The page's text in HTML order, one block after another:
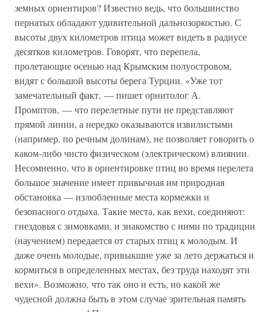
земных ориентиров? Известно ведь, что большинство
пернатых обладают удивительной дальнозоркостью. С
высоты двух километров птица может видеть в радиусе
десятков километров. Говорят, что перепела,
пролетающие осенью над Крымским полуостровом,
видят с большой высоты берега Турции. «Уже тот
замечательный факт, — пишет орнитолог А.
Промптов, — что перелетные пути не представляют
прямой линии, а нередко оказываются извилистыми
(например, по речным долинам), не позволяет говорить о
каком-либо чисто физическом (электрическом) влиянии.
Несомненно, что в ориентировке птиц во время перелета
большое значение имеет привычная им природная
обстановка — излюбленные места кормежки и
безопасного отдыха. Такие места, как вехи, соединяют:
гнездовья с зимовками, и знакомство с ними по традиции
(научением) передается от старых птиц к молодым. И
даже очень молодые, привыкшие уже за лето держаться и
кормиться в определенных местах, без труда находят эти
вехи». Возможно, что так оно и есть, но какой же
чудесной должна быть в этом случае зрительная память